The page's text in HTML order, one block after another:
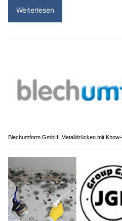
Weiterlesen
Blechumform GmbH: Metalldrücken mit